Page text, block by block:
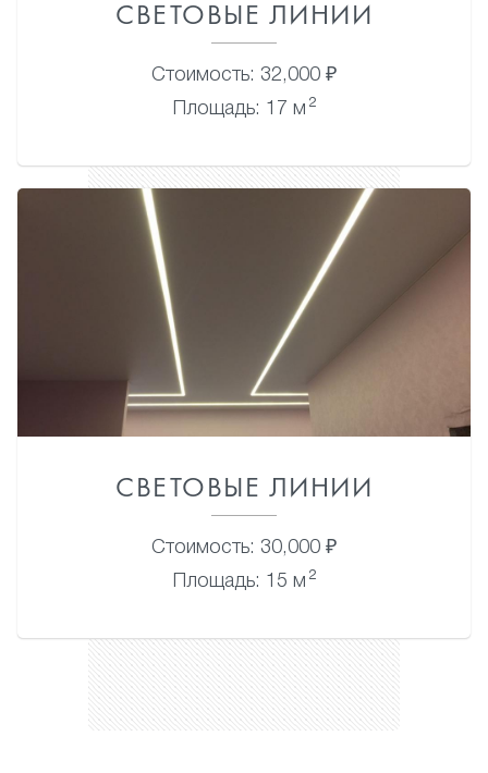
СВЕТОВЫЕ ЛИНИИ
Стоимость: 32,000 ₽
Площадь: 17 м 2
СВЕТОВЫЕ ЛИНИИ
Стоимость: 30,000 ₽
Площадь: 15 м 2